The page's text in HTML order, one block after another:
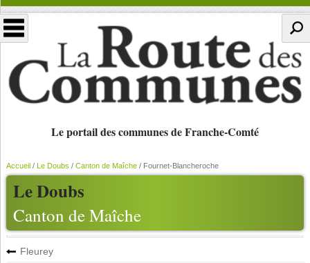
Le portail des communes de Franche-Comté
Le Doubs
Canton de Maîche
Accueil/ Le Doubs / Canton de Maîche/ Fournet-Blancheroche
Fleurey